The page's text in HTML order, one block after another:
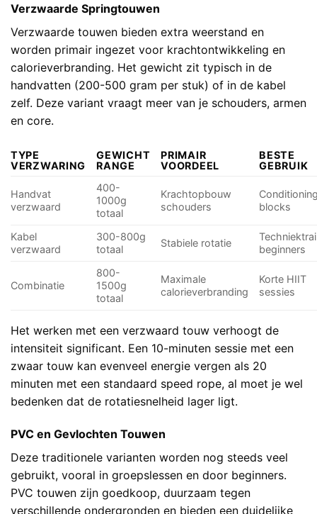
Verzwaarde Springtouwen
Verzwaarde touwen bieden extra weerstand en
worden primair ingezet voor krachtontwikkeling en
calorieverbranding. Het gewicht zit typisch in de
handvatten (200-500 gram per stuk) of in de kabel
zelf. Deze variant vraagt meer van je schouders, armen
en core.
TYPE
VERZWARING
GEWICHT
RANGE
PRIMAIR
VOORDEEL
BESTE
GEBRUIK
Handvat
verzwaard
400-
1000g
totaal
Krachtopbouw
schouders
blocks
Kabel
verzwaard
300-800g
totaal
Stabiele rotatie
beginners
Combinatie
800-
1500g
totaal
Maximale
calorieverbranding
Korte HIIT
sessies
Het werken met een verzwaard touw verhoogt de
intensiteit significant. Een 10-minuten sessie met een
zwaar touw kan evenveel energie vergen als 20
minuten met een standaard speed rope, al moet je wel
bedenken dat de rotatiesnelheid lager ligt.
PVC en Gevlochten Touwen
Deze traditionele varianten worden nog steeds veel
gebruikt, vooral in groepslessen en door beginners.
PVC touwen zijn goedkoop, duurzaam tegen
verschillende ondergronden en bieden een duidelijke